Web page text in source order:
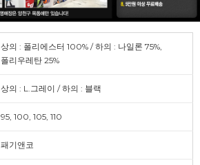
상의 : 폴리에스터 100% / 하의 : 나일론 75%,
폴리우레탄 25%
상의 : L.그레이 / 하의 : 블랙
95, 100, 105, 110
패기앤코